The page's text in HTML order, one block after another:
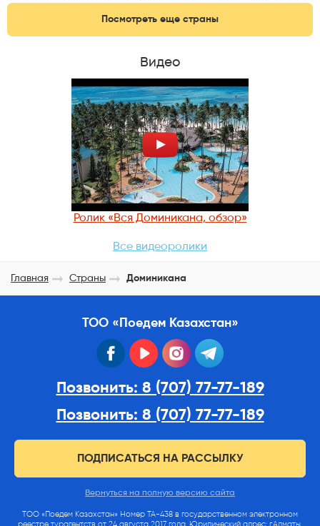
Посмотреть еще страны
Видео
Ролик «Вся Доминикана, обзор»
Все видеоролики
Главная Страны Доминикана
ТОО «Поедем Казахстан»
facebook youtube instagram
Позвонить: 8 (707) 77-77-189
Позвонить: 8 (707) 77-77-189
ПОДПИСАТЬСЯ НА РАССЫЛКУ
Вернуться на полную версию сайта
ТОО «Поедем Казахстан» Номер ТА-438 в государственном электронном